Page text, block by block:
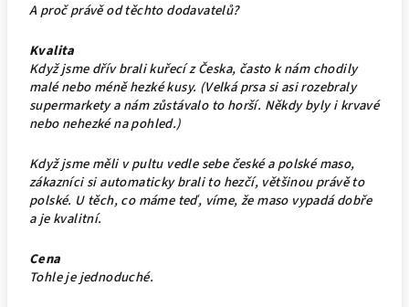
A proč právě od těchto dodavatelů?
Kvalita
Když jsme dřív brali kuřecí z Česka, často k nám chodily
malé nebo méně hezké kusy. (Velká prsa si asi rozebraly
supermarkety a nám zůstávalo to horší. Někdy byly i krvavé
nebo nehezké na pohled.)
Když jsme měli v pultu vedle sebe české a polské maso,
zákazníci si automaticky brali to hezčí, většinou právě to
polské. U těch, co máme teď, víme, že maso vypadá dobře
a je kvalitní.
Cena
Tohle je jednoduché.